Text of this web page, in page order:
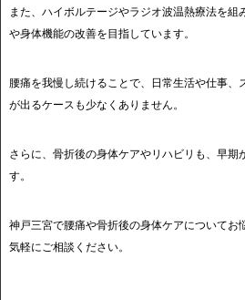
また、ハイボルテージやラジオ波温熱療法を組
や身体機能の改善を目指しています。
腰痛を我慢し続けることで、日常生活や仕事、
が出るケースも少なくありません。
さらに、骨折後の身体ケアやリハビリも、早期
す。
神戸三宮で腰痛や骨折後の身体ケアについてお
気軽にご相談ください。